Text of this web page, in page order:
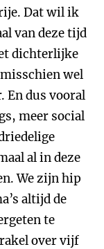
Dat wil ik
van deze tijd
dichterlijke
wel
En dus vooral
meer social
al in deze
We zijn hip
altijd de
te
over vijf